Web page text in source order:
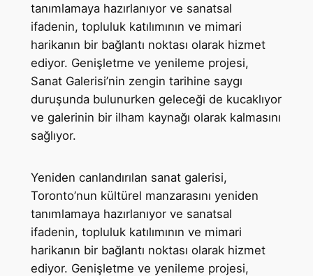
tanımlamaya hazırlanıyor ve sanatsal
ifadenin, topluluk katılımının ve mimari
harikanın bir bağlantı noktası olarak hizmet
ediyor. Genişletme ve yenileme projesi,
Sanat Galerisi’nin zengin tarihine saygı
duruşunda bulunurken geleceği de kucaklıyor
ve galerinin bir ilham kaynağı olarak kalmasını
sağlıyor.
Yeniden canlandırılan sanat galerisi,
Toronto’nun kültürel manzarasını yeniden
tanımlamaya hazırlanıyor ve sanatsal
ifadenin, topluluk katılımının ve mimari
harikanın bir bağlantı noktası olarak hizmet
ediyor. Genişletme ve yenileme projesi,